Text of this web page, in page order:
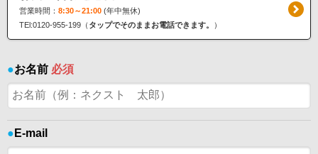
営業時間： 8:30～21:00(年中無休)
TEl:0120-955-199（ タップでそのままお電話できます。 ）
●お名前 必須
● E-mail